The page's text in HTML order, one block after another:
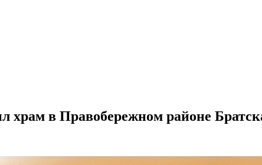
храм в Правобережном районе